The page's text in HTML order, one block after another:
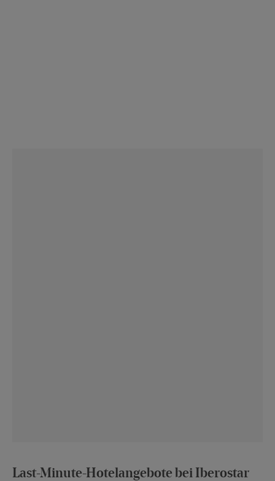
Last-Minute-Hotelangebote bei Iberostar